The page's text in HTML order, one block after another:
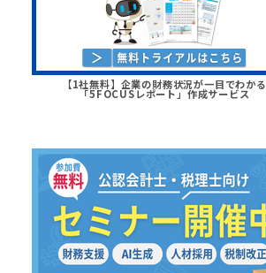
【1社無料】企業の財務状況が一目でわかる
「5FOCUSレポート」作成サービス